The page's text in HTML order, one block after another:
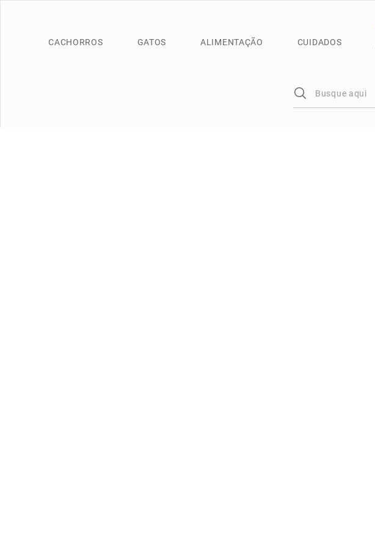
CACHORROS GATOS ALIMENTAÇÃO CUIDADOS